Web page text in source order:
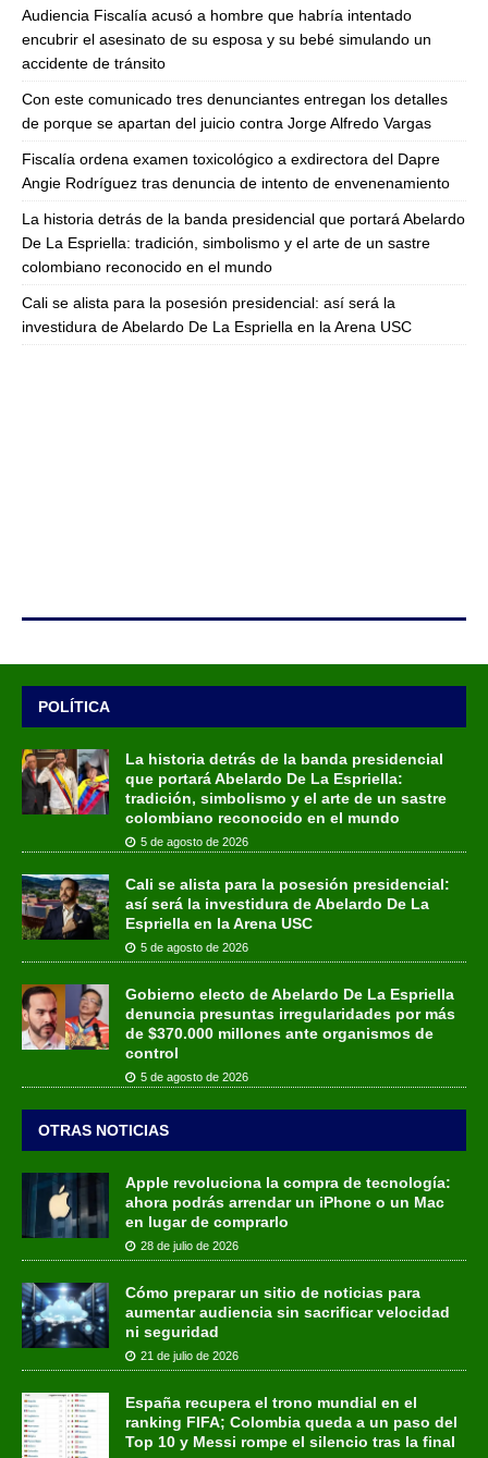
Audiencia Fiscalía acusó a hombre que habría intentado
encubrir el asesinato de su esposa y su bebé simulando un
accidente de tránsito
Con este comunicado tres denunciantes entregan los detalles
de porque se apartan del juicio contra Jorge Alfredo Vargas
Fiscalía ordena examen toxicológico a exdirectora del Dapre
Angie Rodríguez tras denuncia de intento de envenenamiento
La historia detrás de la banda presidencial que portará Abelardo
De La Espriella: tradición, simbolismo y el arte de un sastre
colombiano reconocido en el mundo
Cali se alista para la posesión presidencial: así será la
investidura de Abelardo De La Espriella en la Arena USC
POLÍTICA
La historia detrás de la banda presidencial
que portará Abelardo De La Espriella:
tradición, simbolismo y el arte de un sastre
colombiano reconocido en el mundo
5 de agosto de 2026
Cali se alista para la posesión presidencial:
así será la investidura de Abelardo De La
Espriella en la Arena USC
5 de agosto de 2026
Gobierno electo de Abelardo De La Espriella
denuncia presuntas irregularidades por más
de $370.000 millones ante organismos de
control
5 de agosto de 2026
OTRAS NOTICIAS
Apple revoluciona la compra de tecnología:
ahora podrás arrendar un iPhone o un Mac
en lugar de comprarlo
28 de julio de 2026
Cómo preparar un sitio de noticias para
aumentar audiencia sin sacrificar velocidad
ni seguridad
21 de julio de 2026
España recupera el trono mundial en el
ranking FIFA; Colombia queda a un paso del
Top 10 y Messi rompe el silencio tras la final